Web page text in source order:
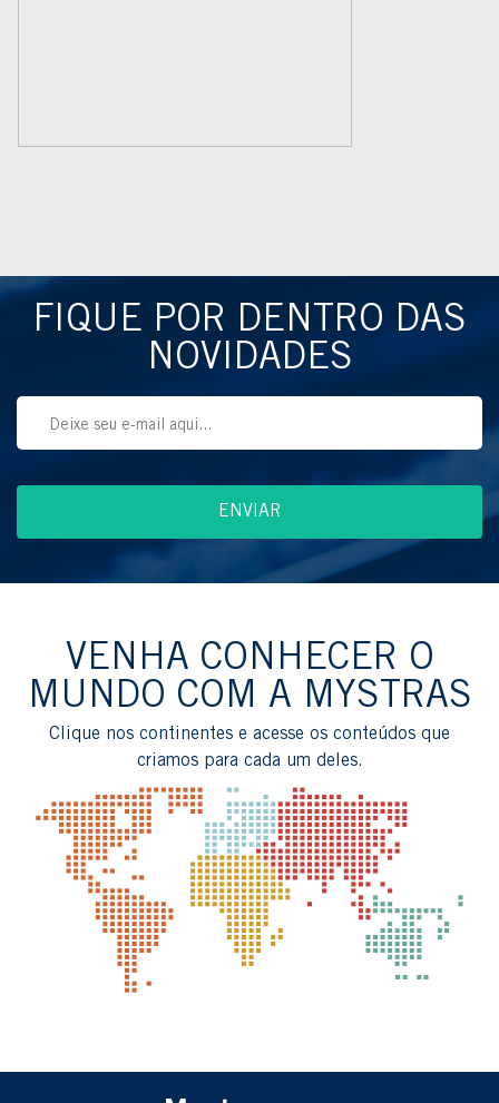
FIQUE POR DENTRO DAS
NOVIDADES
VENHA CONHECER O
MUNDO COM A MYSTRAS
Clique nos continentes e acesse os conteúdos que
criamos para cada um deles.